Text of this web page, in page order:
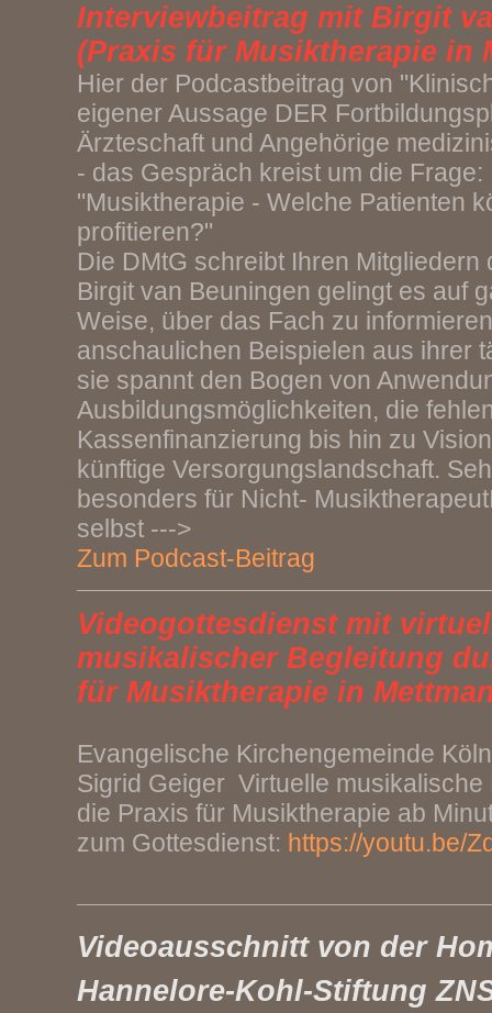
Interviewbeitrag mit Birgit
(Praxis für Musiktherapie in
Hier der Podcastbeitrag von
eigener Aussage DER
Ärzteschaft und Angehörige
- das Gespräch kreist um die Frage:
"Musiktherapie - Welche Patienten
profitieren?"
Die DMtG schreibt Ihren Mitgliedern
Birgit van Beuningen gelingt es auf
Weise, über das Fach zu
anschaulichen Beispielen aus ihrer
sie spannt den Bogen von
Ausbildungsmöglichkeiten, die
Kassenfinanzierung bis hin zu
künftige Versorgungslandschaft.
besonders für Nicht-
selbst --->
Zum Podcast-Beitrag
Videogottesdienst mit
musikalischer Begleitung
für Musiktherapie in
Evangelische Kirchengemeinde
Sigrid Geiger Virtuelle musikalische
die Praxis für Musiktherapie ab
zum Gottesdienst: https://youtu.be/
Videoausschnitt von der
Hannelore-Kohl-Stiftung